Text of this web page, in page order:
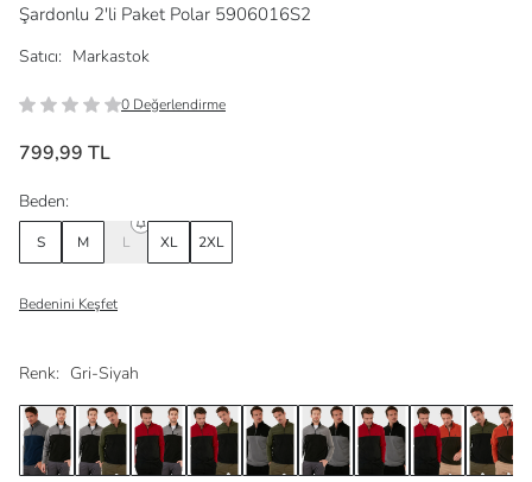
Şardonlu 2'li Paket Polar 5906016S2
Satıcı: Markastok
0 Değerlendirme
799,99 TL
Renk: Gri-Siyah
Beden:
S M L XL 2XL
Bedenini Keşfet